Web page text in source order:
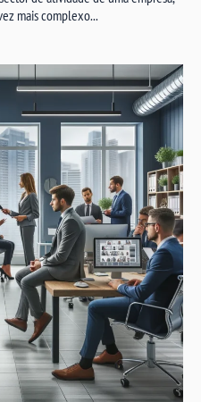
mais complexo...